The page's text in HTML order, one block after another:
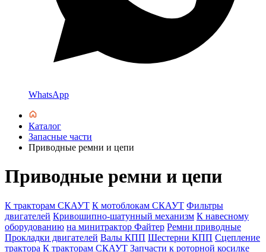
WhatsApp
Каталог
Запасные части
Приводные ремни и цепи
Приводные ремни и цепи
К тракторам СКАУТ К мотоблокам СКАУТ Фильтры
двигателей Кривошипно-шатунный механизм К навесному
оборудованию на минитрактор Файтер Ремни приводные
Прокладки двигателей Валы КПП Шестерни КПП Сцепление
трактора К тракторам СКАУТ Запчасти к роторной косилке